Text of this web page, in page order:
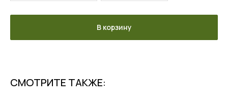
В корзину
СМОТРИТЕ ТАКЖЕ: